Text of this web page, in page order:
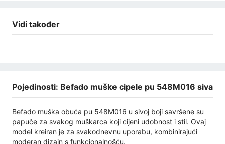
Vidi također
Pojedinosti: Befado muške cipele pu 548M016 siva
Befado muška obuća pu 548M016 u sivoj boji savršene su
papuče za svakog muškarca koji cijeni udobnost i stil. Ovaj
model kreiran je za svakodnevnu uporabu, kombinirajući
moderan dizajn s funkcionalnošću.